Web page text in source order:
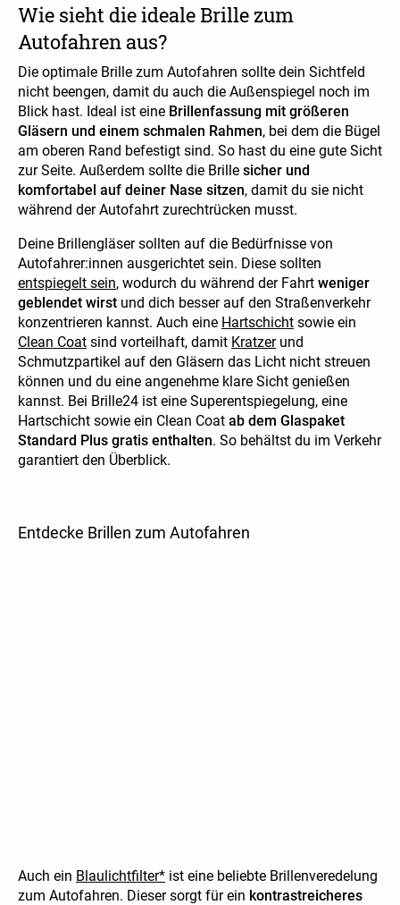
Wie sieht die ideale Brille zum
Autofahren aus?
Die optimale Brille zum Autofahren sollte dein Sichtfeld
nicht beengen, damit du auch die Außenspiegel noch im
Blick hast. Ideal ist eine Brillenfassung mit größeren
Gläsern und einem schmalen Rahmen, bei dem die Bügel
am oberen Rand befestigt sind. So hast du eine gute Sicht
zur Seite. Außerdem sollte die Brille sicher und
komfortabel auf deiner Nase sitzen, damit du sie nicht
während der Autofahrt zurechtrücken musst.
Deine Brillengläser sollten auf die Bedürfnisse von
Autofahrer:innen ausgerichtet sein. Diese sollten
entspiegelt sein, wodurch du während der Fahrt weniger
geblendet wirst und dich besser auf den Straßenverkehr
konzentrieren kannst. Auch eine Hartschicht sowie ein
Clean Coat sind vorteilhaft, damit Kratzerund
Schmutzpartikel auf den Gläsern das Licht nicht streuen
können und du eine angenehme klare Sicht genießen
kannst. Bei Brille24 ist eine Superentspiegelung, eine
Hartschicht sowie ein Clean Coat ab dem Glaspaket
Standard Plus gratis enthalten. So behältst du im Verkehr
garantiert den Überblick.
Entdecke Brillen zum Autofahren
Auch ein Blaulichtfilter* ist eine beliebte Brillenveredelung
zum Autofahren. Dieser sorgt für ein kontrastreicheres